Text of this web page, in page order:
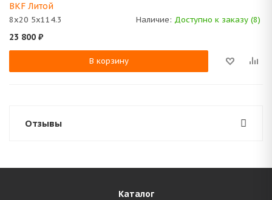
BKF Литой
8x20 5x114.3 Наличие: Доступно к заказу (8)
23 800 ₽
В корзину
Отзывы
Каталог